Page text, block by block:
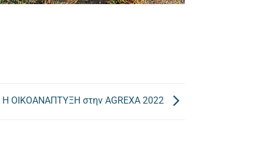
Η ΟΙΚΟΑΝΑΠΤΥΞΗ στην AGREXA 2022